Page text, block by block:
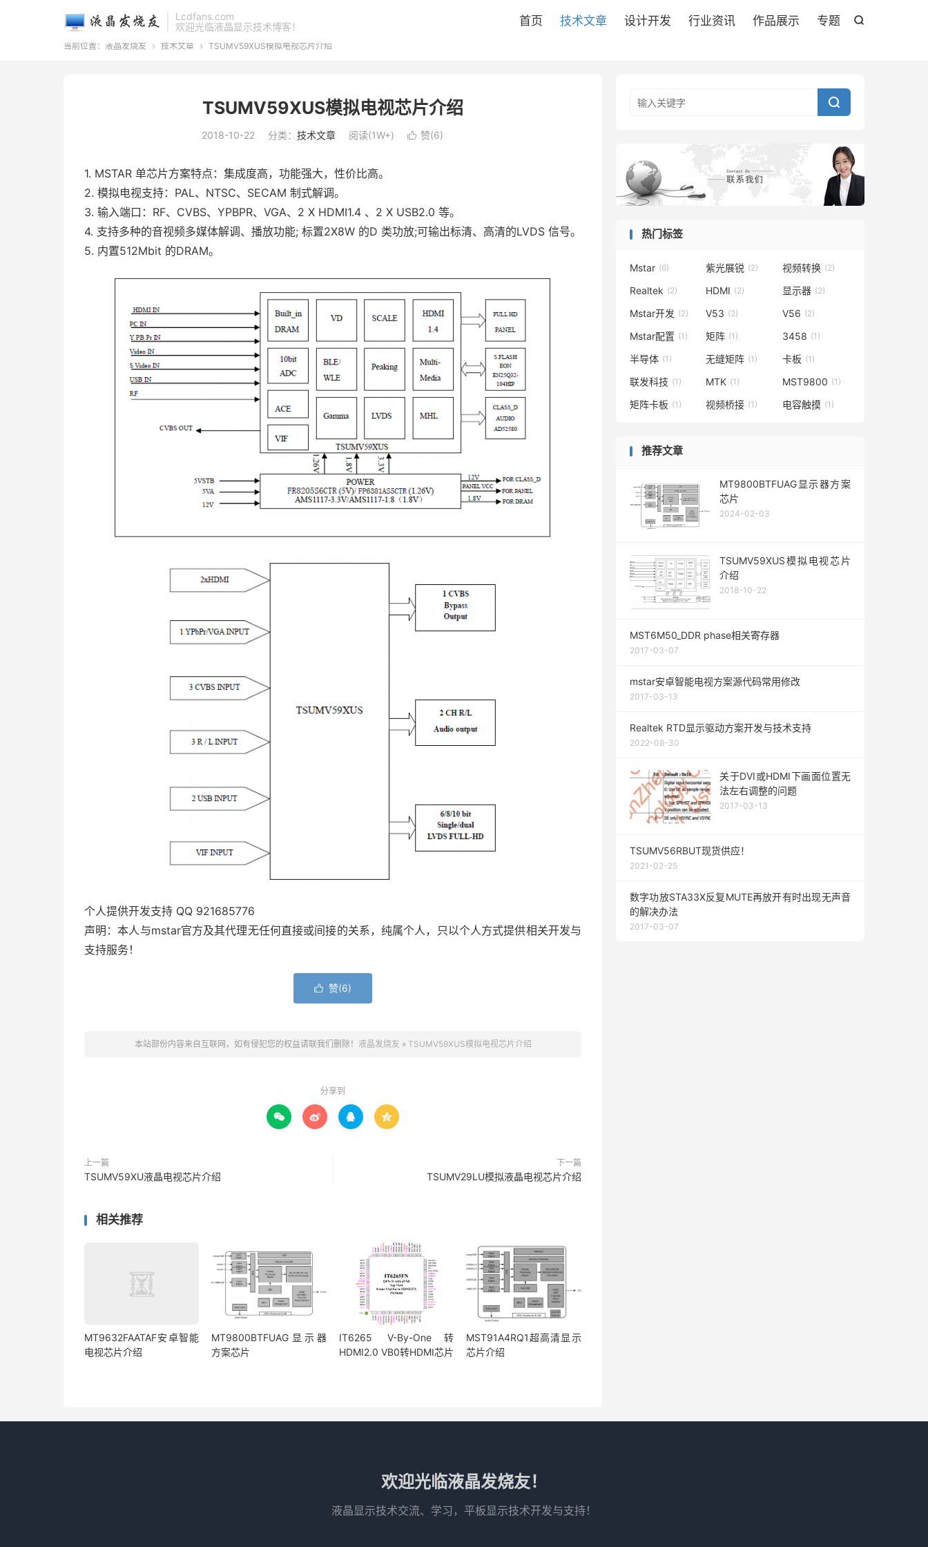
Lcdfans.com
欢迎光临液晶显示技术博客！

首页 技术文章 设计开发 行业资讯 作品展示 专题
当前位置： 液晶发烧友  技术文章  TSUMV59XUS模拟电视芯片介绍
TSUMV59XUS模拟电视芯片介绍
2018-10-22 分类： 技术文章 阅读(1W+)  赞(6)
1. MSTAR 单芯片方案特点：集成度高，功能强大，性价比高。
2. 模拟电视支持：PAL、NTSC、SECAM 制式解调。
3. 输入端口：RF、CVBS、YPBPR、VGA、2 X HDMI1.4 、2 X USB2.0 等。
4. 支持多种的音视频多媒体解调、播放功能; 标置2X8W 的D 类功放;可输出标清、高清的LVDS 信号。
5. 内置512Mbit 的DRAM。
个人提供开发支持 QQ 921685776
声明：本人与mstar官方及其代理无任何直接或间接的关系，纯属个人，只以个人方式提供相关开发与
支持服务！
 赞(6)
本站部份内容来自互联网，如有侵犯您的权益请联我们删除！ 液晶发烧友 » TSUMV59XUS模拟电视芯片介绍
分享到
   
上一篇
TSUMV59XU液晶电视芯片介绍
下一篇
TSUMV29LU模拟液晶电视芯片介绍
相关推荐
MT9632FAATAF安卓智能
电视芯片介绍
MT9800BTFUAG显示器
方案芯片
IT6265 V-By-One转
HDMI2.0 VB0转HDMI芯片
MST91A4RQ1超高清显示
芯片介绍

热门标签
Mstar (6) 紫光展锐 (2) 视频转换 (2)
Realtek (2) HDMI (2) 显示器 (2)
Mstar开发 (2) V53 (2) V56 (2)
Mstar配置 (1) 矩阵 (1) 3458 (1)
半导体 (1) 无缝矩阵 (1) 卡板 (1)
联发科技 (1) MTK (1) MST9800 (1)
矩阵卡板 (1) 视频桥接 (1) 电容触摸 (1)
推荐文章
MT9800BTFUAG显示器方案
芯片
2024-02-03
TSUMV59XUS模拟电视芯片
介绍
2018-10-22
MST6M50_DDR phase相关寄存器
2017-03-07
mstar安卓智能电视方案源代码常用修改
2017-03-13
Realtek RTD显示驱动方案开发与技术支持
2022-08-30
关于DVI或HDMI下画面位置无
法左右调整的问题
2017-03-13
TSUMV56RBUT现货供应！
2021-02-25
数字功放STA33X反复MUTE再放开有时出现无声音
的解决办法
2017-03-07
欢迎光临液晶发烧友！
液晶显示技术交流、学习，平板显示技术开发与支持！